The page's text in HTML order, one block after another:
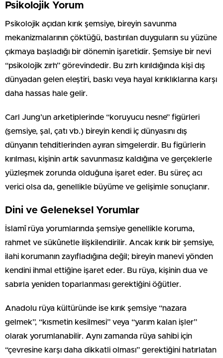
Psikolojik Yorum
Psikolojik açıdan kırık şemsiye, bireyin savunma
mekanizmalarının çöktüğü, bastırılan duyguların su yüzüne
çıkmaya başladığı bir dönemin işaretidir. Şemsiye bir nevi
“psikolojik zırh” görevindedir. Bu zırh kırıldığında kişi dış
dünyadan gelen eleştiri, baskı veya hayal kırıklıklarına karşı
daha hassas hale gelir.
Carl Jung’un arketiplerinde “koruyucu nesne” figürleri
(şemsiye, şal, çatı vb.) bireyin kendi iç dünyasını dış
dünyanın tehditlerinden ayıran simgelerdir. Bu figürlerin
kırılması, kişinin artık savunmasız kaldığına ve gerçeklerle
yüzleşmek zorunda olduğuna işaret eder. Bu süreç acı
verici olsa da, genellikle büyüme ve gelişimle sonuçlanır.
Dini ve Geleneksel Yorumlar
İslamî rüya yorumlarında şemsiye genellikle koruma,
rahmet ve sükûnetle ilişkilendirilir. Ancak kırık bir şemsiye,
ilahi korumanın zayıfladığına değil; bireyin manevi yönden
kendini ihmal ettiğine işaret eder. Bu rüya, kişinin dua ve
sabırla yeniden toparlanması gerektiğini öğütler.
Anadolu rüya kültüründe ise kırık şemsiye “nazara
gelmek”, “kısmetin kesilmesi” veya “yarım kalan işler”
olarak yorumlanabilir. Aynı zamanda rüya sahibi için
“çevresine karşı daha dikkatli olması” gerektiğini hatırlatan